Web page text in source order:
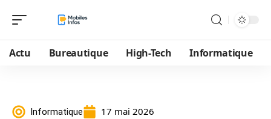
Actu Bureautique High-Tech Informatique
Informatique 17 mai 2026